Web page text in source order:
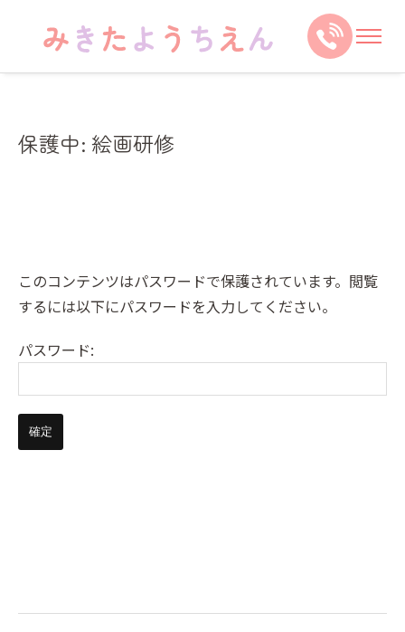
保護中: 絵画研修
このコンテンツはパスワードで保護されています。閲覧
するには以下にパスワードを入力してください。
パスワード: